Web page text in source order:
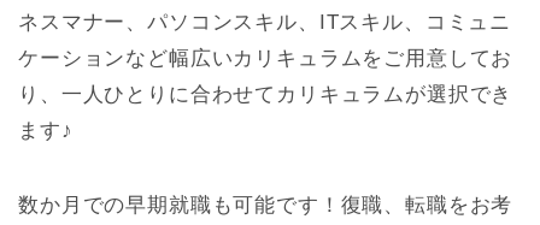
ネスマナー、パソコンスキル、ITスキル、コミュニ
ケーションなど幅広いカリキュラムをご用意してお
り、一人ひとりに合わせてカリキュラムが選択でき
ます♪
数か月での早期就職も可能です！復職、転職をお考